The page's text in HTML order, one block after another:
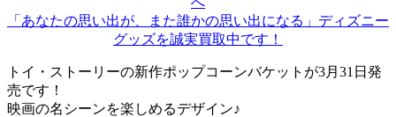
「あなたの思い出が、また誰かの思い出になる」ディズニー
グッズを誠実買取中です！
トイ・ストーリーの新作ポップコーンバケットが3月31日発
売です！
映画の名シーンを楽しめるデザイン♪